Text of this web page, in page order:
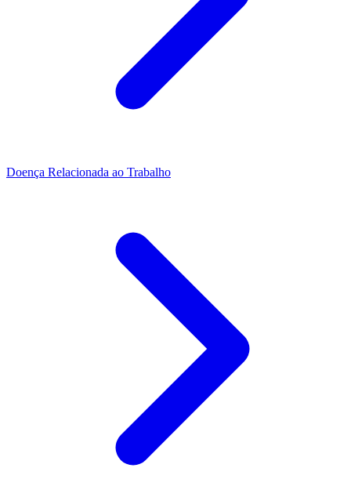
Doença Relacionada ao Trabalho